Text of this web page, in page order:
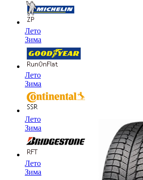
Лето
Зима
Лето
Зима
Лето
Зима
Лето
Зима